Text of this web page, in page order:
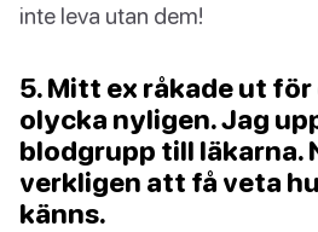
inte leva utan dem!
5. Mitt ex råkade ut
olycka nyligen. Jag
blodgrupp till läkarna.
verkligen att få veta
känns.